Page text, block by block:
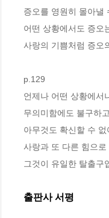
증오를 영원히 몰아낼
어떤 상황에서도 증오
사랑의 기쁨처럼 증오
p.129
언제나 어떤 상황에서
무의미함에도 불구하
아무것도 확신할 수
사랑과 또 다른 힘으로
그것이 유일한 탈출구
출판사 서평